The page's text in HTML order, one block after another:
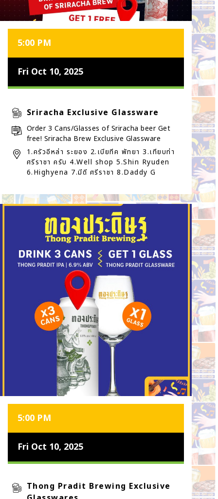
5:00 PM
Fri Oct 10, 2025
Sriracha Exclusive Glassware
Order 3 Cans/Glasses of Sriracha beer Get
free! Sriracha Brew Exclusive Glassware
1.ครัวอีหล่า ระยอง 2.เบียทีค พัทยา 3.เทียบท่า
ศรีราชา ครับ 4.Well shop 5.Shin Ryuden
6.Highyena 7.มีดี ศรีราชา 8.Daddy G
5:00 PM
Fri Oct 10, 2025
Thong Pradit Brewing Exclusive